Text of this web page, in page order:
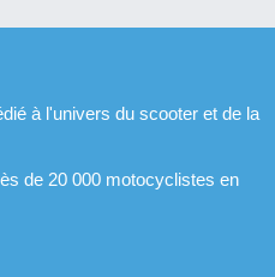
à l'univers du scooter et de la
de 20 000 motocyclistes en